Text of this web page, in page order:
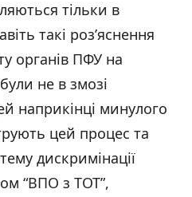
тільки в
такі роз’яснення
органів ПФУ на
не в змозі
наприкінці минулого
цей процес та
дискримінації
“ВПО з ТОТ”,